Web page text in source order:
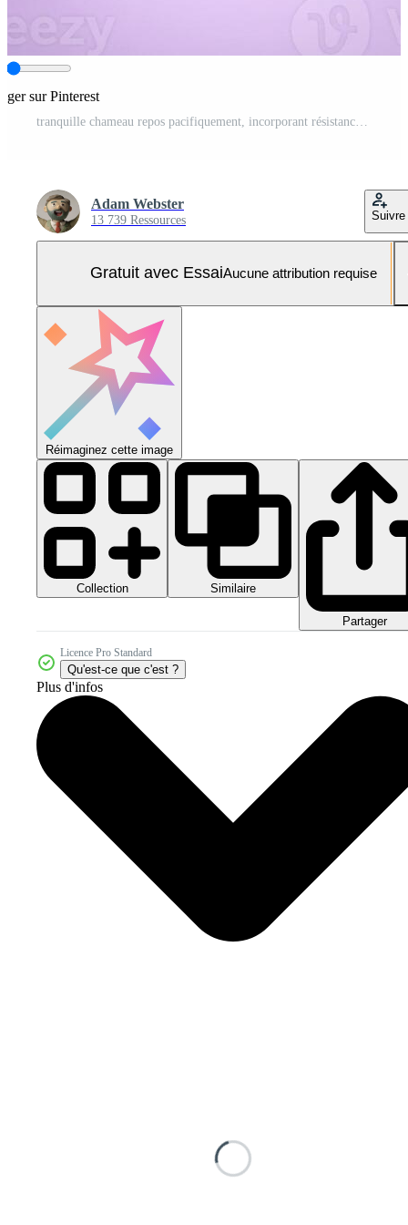
sur Pinterest
Adam Webster
13 739 Ressources Suivre
Gratuit avec EssaiAucune attribution requise
Réimaginez cette image
Collection Similaire
Partager
Licence Pro Standard
Qu'est-ce que c'est ?
Plus d'infos